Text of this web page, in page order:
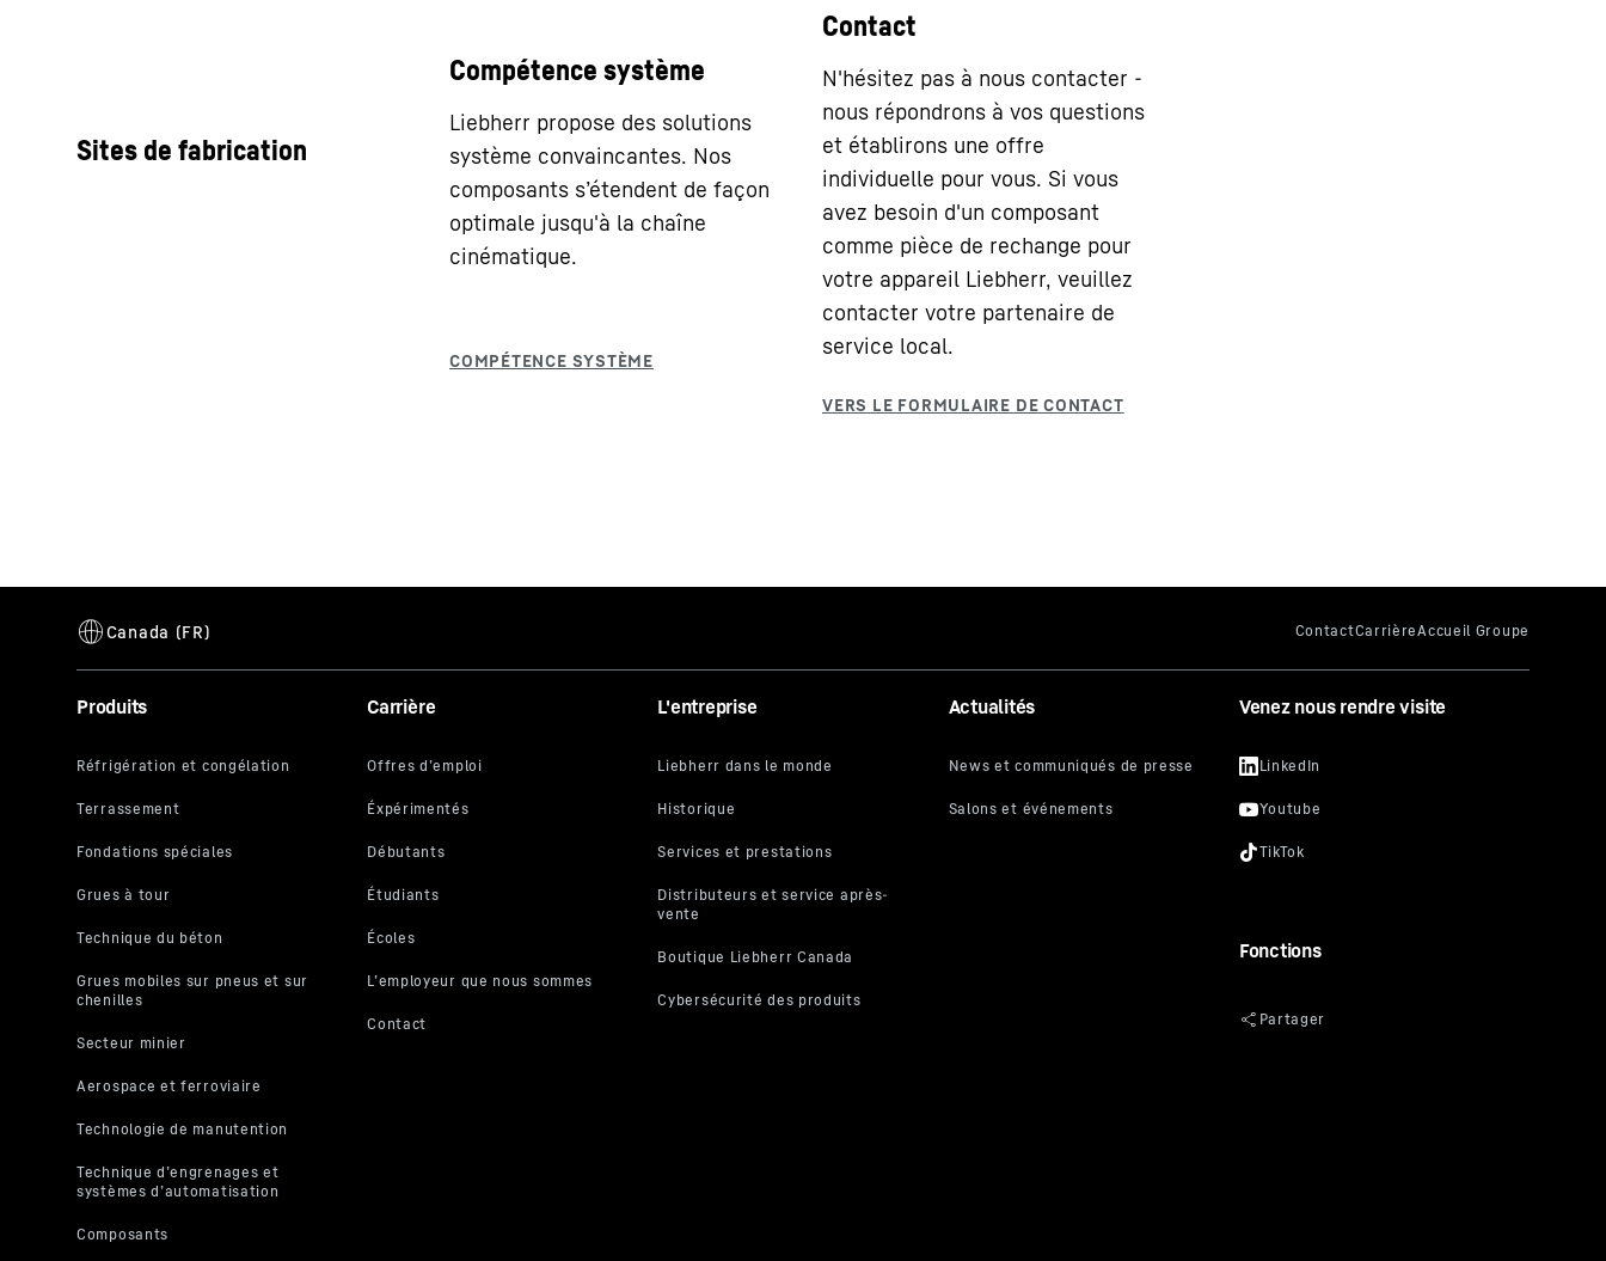
Sites de fabrication
Compétence système
Liebherr propose des solutions
système convaincantes. Nos
composants s’étendent de façon
optimale jusqu'à la chaîne
cinématique.
Contact
N'hésitez pas à nous contacter -
nous répondrons à vos questions
et établirons une offre
individuelle pour vous. Si vous
avez besoin d'un composant
comme pièce de rechange pour
votre appareil Liebherr, veuillez
contacter votre partenaire de
service local.
Produits Carrière L'entreprise Actualités Venez nous rendre visite
Fonctions